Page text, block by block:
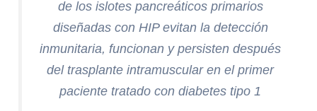
de los islotes pancreáticos primarios
diseñadas con HIP evitan la detección
inmunitaria, funcionan y persisten después
del trasplante intramuscular en el primer
paciente tratado con diabetes tipo 1